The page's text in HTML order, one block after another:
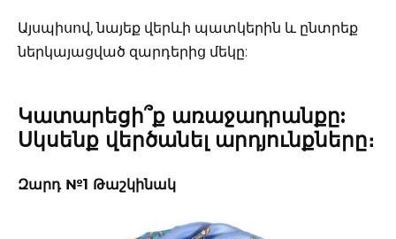
Այսպիսով, նայեք վերևի պատկերին և ընտրեք
ներկայացված զարդերից մեկը:
Կատարեցի՞ք առաջադրանքը:
Սկսենք վերծանել արդյունքները։
Զարդ №1 Թաշկինակ